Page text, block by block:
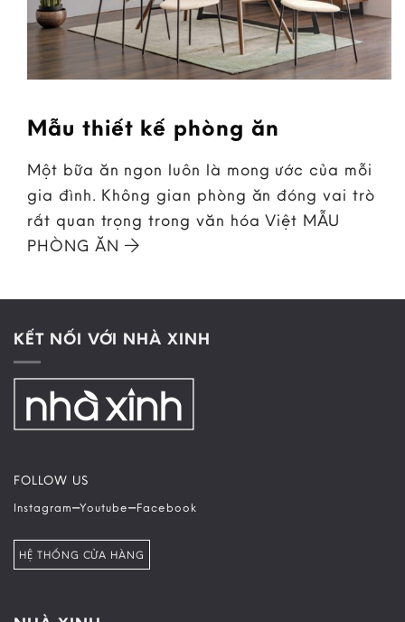
Mẫu thiết kế phòng ăn
Một bữa ăn ngon luôn là mong ước của mỗi
gia đình. Không gian phòng ăn đóng vai trò
rất quan trọng trong văn hóa Việt MẪU
PHÒNG ĂN
KẾT NỐI VỚI NHÀ XINH
FOLLOW US
Instagram–Youtube–Facebook
HỆ THỐNG CỬA HÀNG